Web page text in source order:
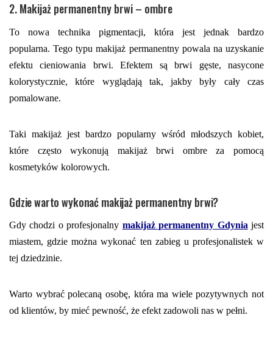
2. Makijaż permanentny brwi – ombre
To nowa technika pigmentacji, która jest jednak bardzo
popularna. Tego typu makijaż permanentny powala na uzyskanie
efektu cieniowania brwi. Efektem są brwi gęste, nasycone
kolorystycznie, które wyglądają tak, jakby były cały czas
pomalowane.
Taki makijaż jest bardzo popularny wśród młodszych kobiet,
które często wykonują makijaż brwi ombre za pomocą
kosmetyków kolorowych.
Gdzie warto wykonać makijaż permanentny brwi?
Gdy chodzi o profesjonalny makijaż permanentny Gdyniajest
miastem, gdzie można wykonać ten zabieg u profesjonalistek w
tej dziedzinie.
Warto wybrać polecaną osobę, która ma wiele pozytywnych not
od klientów, by mieć pewność, że efekt zadowoli nas w pełni.